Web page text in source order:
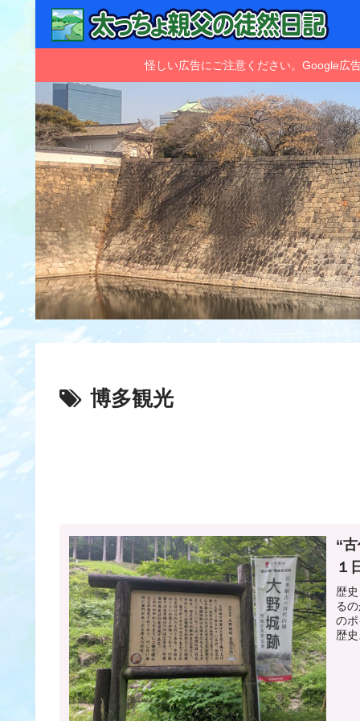
怪しい広告にご注意ください。Google広
博多観光
“
１
歴
る
の
歴